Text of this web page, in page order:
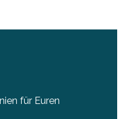
für Euren